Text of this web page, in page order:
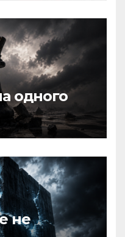
одного
не